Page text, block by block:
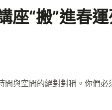
座“搬”進春
間與空間的絕對對稱。你們必